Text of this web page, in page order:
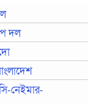
দল
নেইমার-